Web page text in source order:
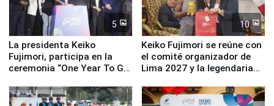
5
La presidenta Keiko
Fujimori, participa en la
ceremonia “One Year To Go
10
Keiko Fujimori se reúne con
el comité organizador de
Lima 2027 y la legendaria